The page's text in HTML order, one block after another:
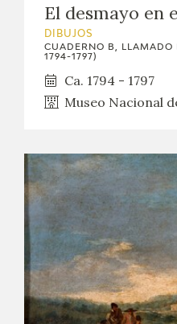
El desmayo en
DIBUJOS
CUADERNO B, LLAMADO
1794-1797)
Ca. 1794 - 1797
Museo Nacional